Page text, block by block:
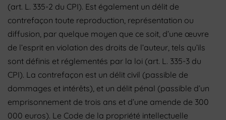
(art. L. 335-2 du CPI). Est également un délit de
contrefaçon toute reproduction, représentation ou
diffusion, par quelque moyen que ce soit, d’une œuvre
de l’esprit en violation des droits de l’auteur, tels qu’ils
sont définis et réglementés par la loi (art. L. 335-3 du
CPI). La contrefaçon est un délit civil (passible de
dommages et intérêts), et un délit pénal (passible d’un
emprisonnement de trois ans et d’une amende de 300
000 euros). Le Code de la propriété intellectuelle